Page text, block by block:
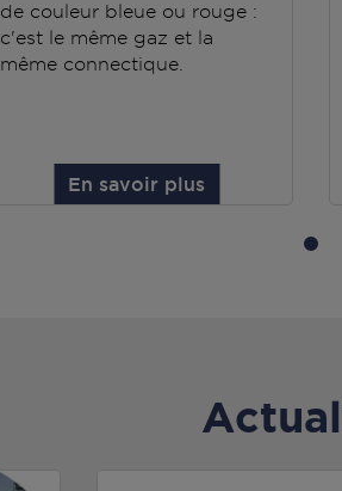
de couleur bleue ou rouge :
c'est le même gaz et la
même connectique.
En savoir plus